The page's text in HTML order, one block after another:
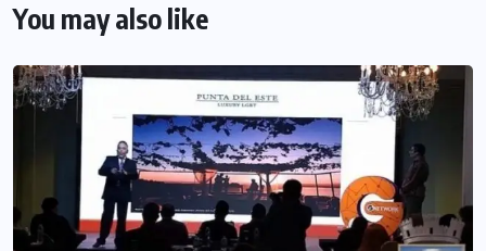
You may also like